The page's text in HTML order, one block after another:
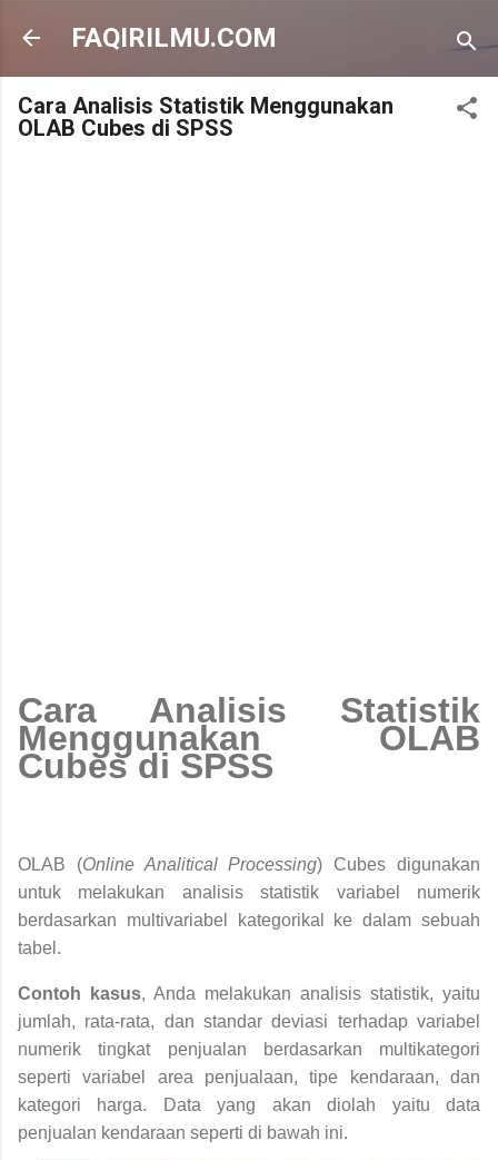
FAQIRILMU.COM
Cara Analisis Statistik Menggunakan
OLAB Cubes di SPSS
Cara Analisis Statistik
Menggunakan OLAB
Cubes di SPSS
OLAB (Online Analitical Processing) Cubes digunakan
untuk melakukan analisis statistik variabel numerik
berdasarkan multivariabel kategorikal ke dalam sebuah
tabel.
Contoh kasus, Anda melakukan analisis statistik, yaitu
jumlah, rata-rata, dan standar deviasi terhadap variabel
numerik tingkat penjualan berdasarkan multikategori
seperti variabel area penjualaan, tipe kendaraan, dan
kategori harga. Data yang akan diolah yaitu data
penjualan kendaraan seperti di bawah ini.